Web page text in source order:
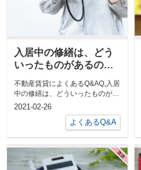
入居中の修繕は、どう
いったものがあるので
不動産賃貸によくあるQ&AQ,入居
中の修繕は、どういったものがあ
るのでしょうか？A,不具合の可能
2021-02-26
よくあるQ&A